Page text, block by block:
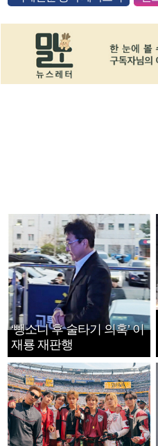
‘뺑소니 후 술타기 의혹’ 이
재룡 재판행